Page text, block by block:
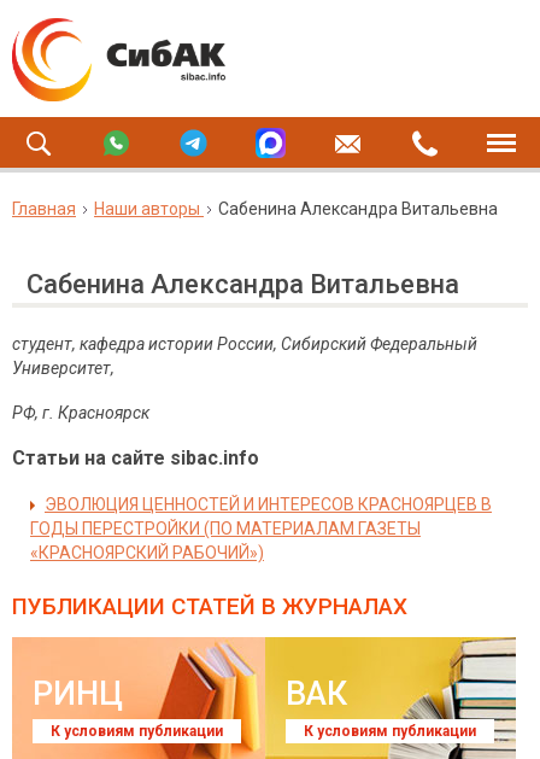
Главная Наши авторы Сабенина Александра Витальевна
Сабенина Александра Витальевна
студент, кафедра истории России, Сибирский Федеральный
Университет,
РФ, г. Красноярск
Статьи на сайте sibac.info
ЭВОЛЮЦИЯ ЦЕННОСТЕЙ И ИНТЕРЕСОВ КРАСНОЯРЦЕВ В
ГОДЫ ПЕРЕСТРОЙКИ (ПО МАТЕРИАЛАМ ГАЗЕТЫ
«КРАСНОЯРСКИЙ РАБОЧИЙ»)
ПУБЛИКАЦИИ СТАТЕЙ В ЖУРНАЛАХ
РИНЦ
К условиям публикации
ВАК
К условиям публикации